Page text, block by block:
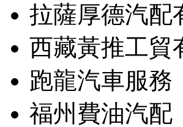
拉薩厚德汽配
西藏黃推工貿
跑龍汽車服務
福州費油汽配